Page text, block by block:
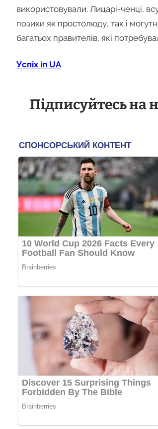
використовували. Лицарі-ченці,
позики як простолюду, так і
багатьох правителів, які
Успіх in UA
Підписуйтесь на